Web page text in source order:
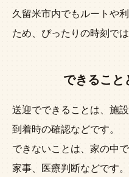
久留米市内でもルートや
ため、ぴったりの時刻で
できること
送迎でできることは、施
到着時の確認などです。
できないことは、家の中
家事、医療判断などです